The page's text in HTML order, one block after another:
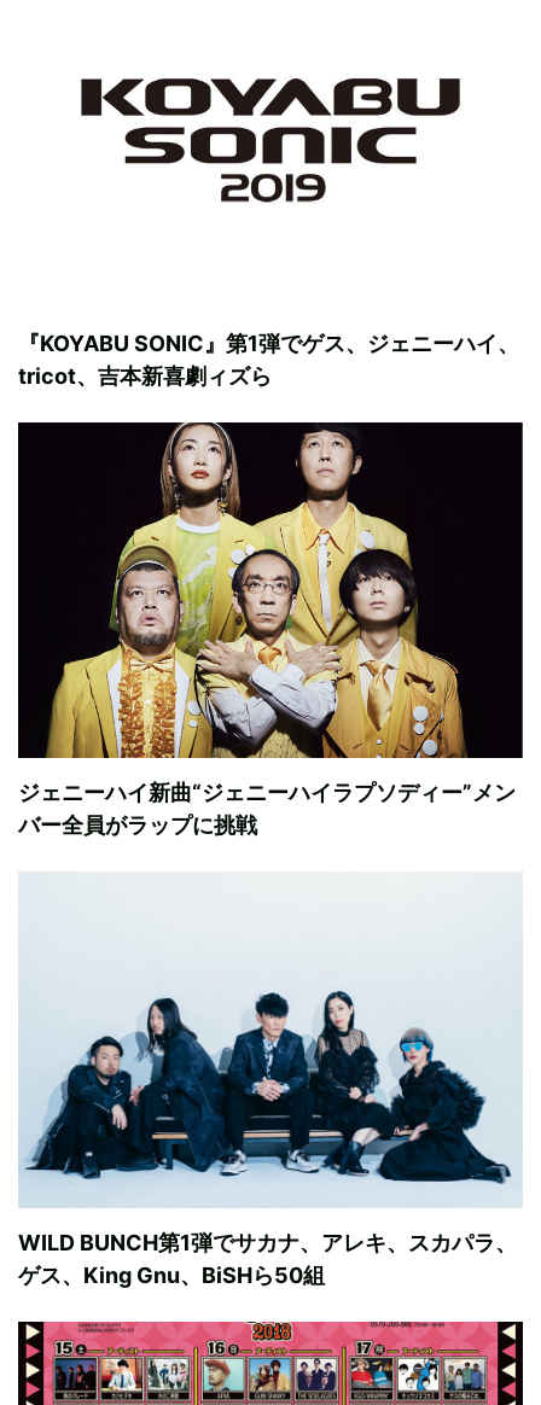
『KOYABU SONIC』第1弾でゲス、ジェニーハイ、
tricot、吉本新喜劇ィズら
ジェニーハイ新曲“ジェニーハイラプソディー”メン
バー全員がラップに挑戦
WILD BUNCH第1弾でサカナ、アレキ、スカパラ、
ゲス、King Gnu、BiSHら50組